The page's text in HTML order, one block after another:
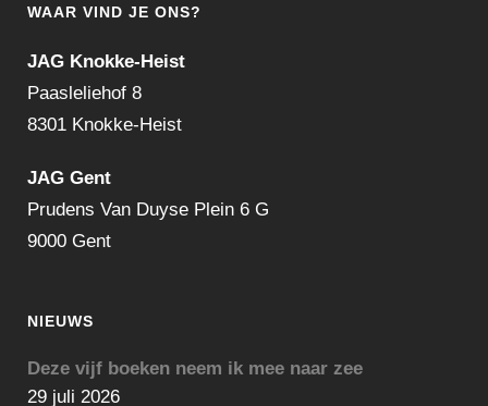
WAAR VIND JE ONS?
JAG Knokke-Heist
Paasleliehof 8
8301 Knokke-Heist
JAG Gent
Prudens Van Duyse Plein 6 G
9000 Gent
NIEUWS
Deze vijf boeken neem ik mee naar zee
29 juli 2026